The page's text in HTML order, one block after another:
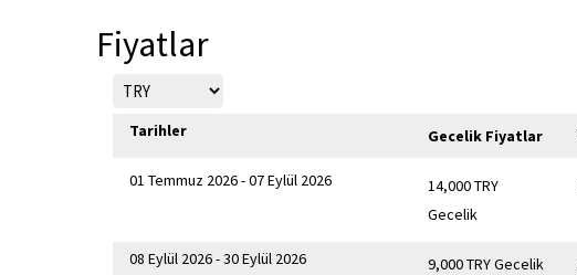
Fiyatlar
Tarihler Gecelik Fiyatlar
01 Temmuz 2026 - 07 Eylül 2026
14,000 TRY
Gecelik
08 Eylül 2026 - 30 Eylül 2026 9,000 TRY Gecelik